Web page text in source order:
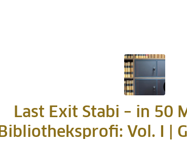
Last Exit Stabi – in 50
Bibliotheksprofi: Vol. I |